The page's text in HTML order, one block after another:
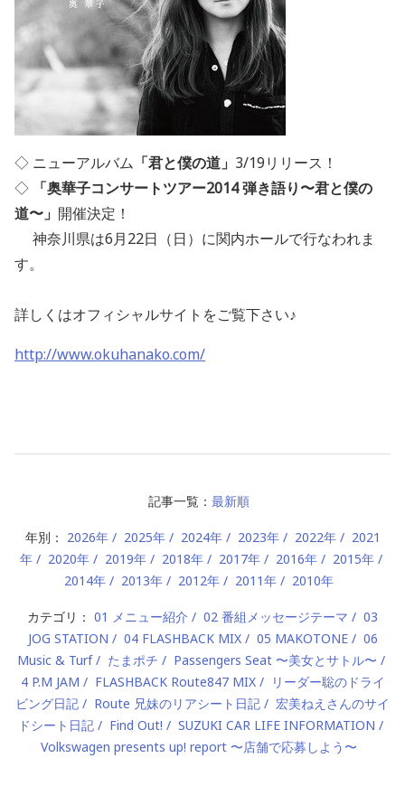
◇ ニューアルバム 「君と僕の道」 3/19リリース！
◇ 「奥華子コンサートツアー2014 弾き語り〜君と僕の
道〜」 開催決定！
神奈川県は6月22日（日）に関内ホールで行なわれま
す。
詳しくはオフィシャルサイトをご覧下さい♪
http://www.okuhanako.com/
記事一覧： 最新順
年別： 2026年 2025年 2024年 2023年 2022年
2021
年
2020年 2019年 2018年 2017年 2016年
2015年
2014年
2013年 2012年 2011年 2010年
カテゴリ： 01 メニュー紹介 02 番組メッセージテーマ
03
JOG STATION
04 FLASHBACK MIX 05 MAKOTONE
06
Music & Turf
たまポチ
Passengers Seat 〜美女とサトル〜
4 P.M JAM
FLASHBACK Route847 MIX
リーダー聡のドライ
ビング日記
Route 兄妹のリアシート日記
宏美ねえさんのサイ
ドシート日記
Find Out!
SUZUKI CAR LIFE INFORMATION
Volkswagen presents up! report 〜店舗で応募しよう〜